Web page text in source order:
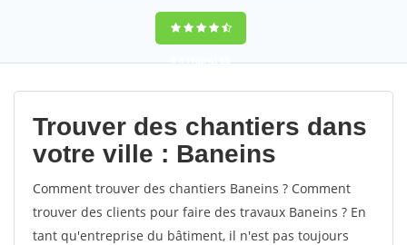
9,5(100%)60
votes
Trouver des chantiers dans
votre ville : Baneins
Comment trouver des chantiers Baneins ? Comment
trouver des clients pour faire des travaux Baneins ? En
tant qu'entreprise du bâtiment, il n'est pas toujours